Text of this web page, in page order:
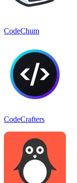
CodeChum
CodeCrafters